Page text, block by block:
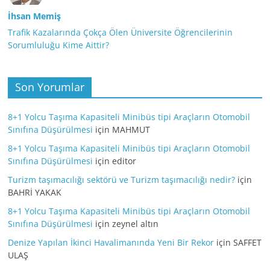
İhsan Memiş
Trafik Kazalarında Çokça Ölen Üniversite Öğrencilerinin
Sorumluluğu Kime Aittir?
Son Yorumlar
8+1 Yolcu Taşıma Kapasiteli Minibüs tipi Araçların Otomobil
Sınıfına Düşürülmesi için MAHMUT
8+1 Yolcu Taşıma Kapasiteli Minibüs tipi Araçların Otomobil
Sınıfına Düşürülmesi içineditor
Turizm taşımacılığı sektörü ve Turizm taşımacılığı nedir? için
BAHRİ YAKAK
8+1 Yolcu Taşıma Kapasiteli Minibüs tipi Araçların Otomobil
Sınıfına Düşürülmesi içinzeynel altın
Denize Yapılan İkinci Havalimanında Yeni Bir Rekor içinSAFFET
ULAŞ